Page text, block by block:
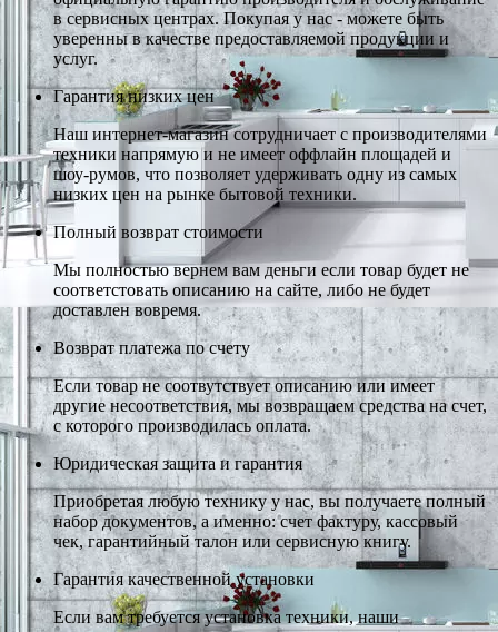
в сервисных центрах. Покупая у нас - можете быть
уверенны в качестве предоставляемой продукции и
услуг.
Гарантия низких цен
Наш интернет-магазин сотрудничает с производителями
техники напрямую и не имеет оффлайн площадей и
шоу-румов, что позволяет удерживать одну из самых
низких цен на рынке бытовой техники.
Полный возврат стоимости
Мы полностью вернем вам деньги если товар будет не
соответстовать описанию на сайте, либо не будет
доставлен вовремя.
Возврат платежа по счету
Если товар не соотвутствует описанию или имеет
другие несоответствия, мы возвращаем средства на счет,
с которого производилась оплата.
Юридическая защита и гарантия
Приобретая любую технику у нас, вы получаете полный
набор документов, а именно: счет фактуру, кассовый
чек, гарантийный талон или сервисную книгу.
Гарантия качественной установки
Если вам требуется установка техники, наши